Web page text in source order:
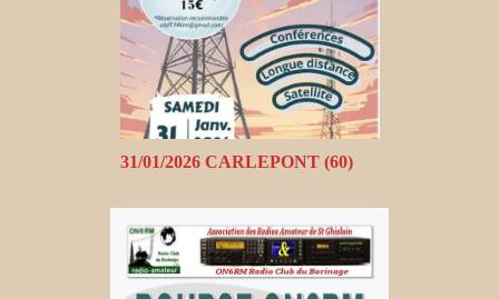
31/01/2026 CARLEPONT (60)